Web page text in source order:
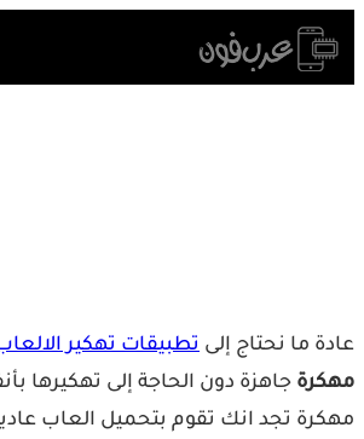
Skip
to
عادة ما نحتاج إلى تطبيقات تهكير
مهكرة جاهزة دون الحاجة إلى تهكيرها
مهكرة تجد انك تقوم بتحميل العاب